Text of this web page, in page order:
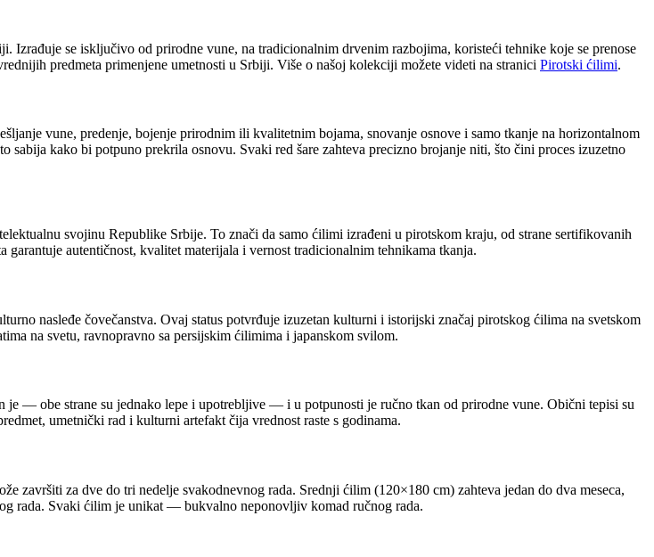
se isključivo od prirodne vune, na tradicionalnim drvenim razbojima, koristeći tehnike koje se prenose
predmeta primenjene umetnosti u Srbiji. Više o našoj kolekciji možete videti na stranici Pirotski ćilimi.
vune, predenje, bojenje prirodnim ili kvalitetnim bojama, snovanje osnove i samo tkanje na horizontalnom
kako bi potpuno prekrila osnovu. Svaki red šare zahteva precizno brojanje niti, što čini proces izuzetno
svojinu Republike Srbije. To znači da samo ćilimi izrađeni u pirotskom kraju, od strane sertifikovanih
autentičnost, kvalitet materijala i vernost tradicionalnim tehnikama tkanja.
nasleđe čovečanstva. Ovaj status potvrđuje izuzetan kulturni i istorijski značaj pirotskog ćilima na svetskom
na svetu, ravnopravno sa persijskim ćilimima i japanskom svilom.
— obe strane su jednako lepe i upotrebljive — i u potpunosti je ručno tkan od prirodne vune. Obični tepisi su
umetnički rad i kulturni artefakt čija vrednost raste s godinama.
završiti za dve do tri nedelje svakodnevnog rada. Srednji ćilim (120×180 cm) zahteva jedan do dva meseca,
rada. Svaki ćilim je unikat — bukvalno neponovljiv komad ručnog rada.